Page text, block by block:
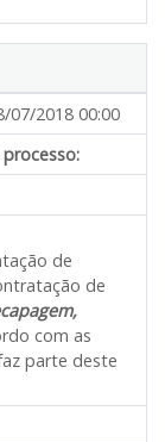
07/2018 00:00
de
de
com as
parte deste